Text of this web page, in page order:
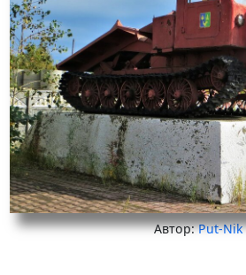
Автор:Put-Nik